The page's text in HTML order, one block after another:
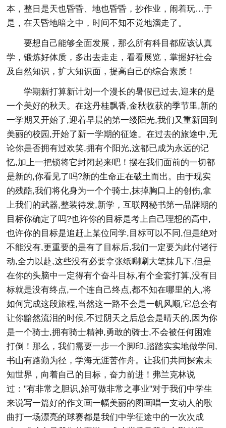
本，整日是天也昏昏、地也昏昏，抄作业，闹着玩…于
是，在天昏地暗之中，时间不知不觉地溜走了。
要想自己能够全面发展，那么所有科目都应该认真
学，锻炼好体质，多出去走走，看看展览，掌握好社会
及自然知识，扩大知识面，提高自己的综合素质！
学期新打算新计划一个漫长的暑假已过去,迎来的是
一个美好的秋天。在这丹桂飘香,金秋收获的季节里,新的
一学期又开始了,迎着早晨的第一缕阳光,我们又重新回到
美丽的校园,开始了新一学期的征途。在过去的旅途中,无
论你是否拥有过欢笑,拥有个阳光,这都已成为永远的记
忆,加上一把锁将它封闭起来吧！摆在我们面前的一切都
是新的,你看见了吗?新的生命正在破土而出。由于现实
的残酷,我们将化身为一个个骑士,抹掉胸口上的创伤,拿
上我们的武器,整装待发,新学，互联网秘书第一品牌期的
目标你确定了吗?也许你的目标是考上自己理想的高中,
也许你的目标是追赶上某位同学,目标可以不同,但是绝对
不能没有,更重要的是有了目标后,我们一定要为此付诸行
动,全力以赴,这些没有必要拿张纸唰唰大笔抹几下,但是
在你的头脑中一定得有个奋斗目标,有个全套打算,没有目
标就是没有终点,一个连自己终点,都不知在哪里的人,将
如何完成这段旅程,当然这一路不会是一帆风顺,它总会有
让你黯然流泪的时候,不过阴天之后总会是晴天的,因为你
是一个骑士,拥有骑士精神,勇敢的骑士,不会被任何困难
打倒！那么，我们需要一步一个脚印,踏踏实实地做学问,
书山有路勤为径，学海无涯苦作舟。让我们共同探索未
知世界，向着自己的目标，奋力前进！弗兰克林说
过："有非常之胆识,始可做非常之事业"对于我们中学生
来说写一篇好的作文画一幅美丽的图画唱一支动人的歌
曲打一场漂亮的球赛都是我们中学征途中的一次次成